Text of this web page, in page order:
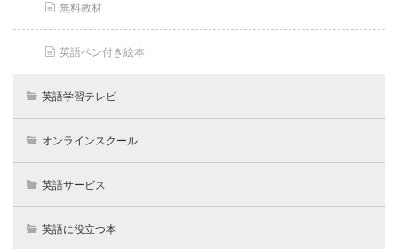
無料教材
英語ペン付き絵本
英語学習テレビ
オンラインスクール
英語サービス
英語に役立つ本